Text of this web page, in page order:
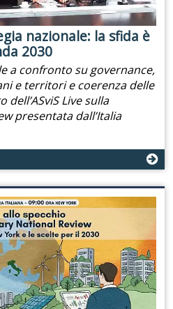
nazionale: la sfida è
2030
a confronto su governance,
e territori e coerenza delle
Live sulla
presentata dall’Italia